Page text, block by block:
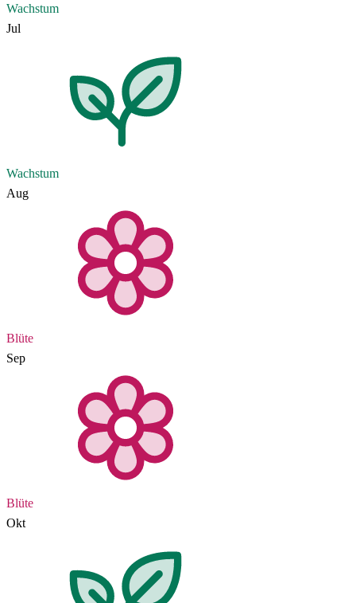
Wachstum
Jul
Wachstum
Aug
Blüte
Sep
Blüte
Okt